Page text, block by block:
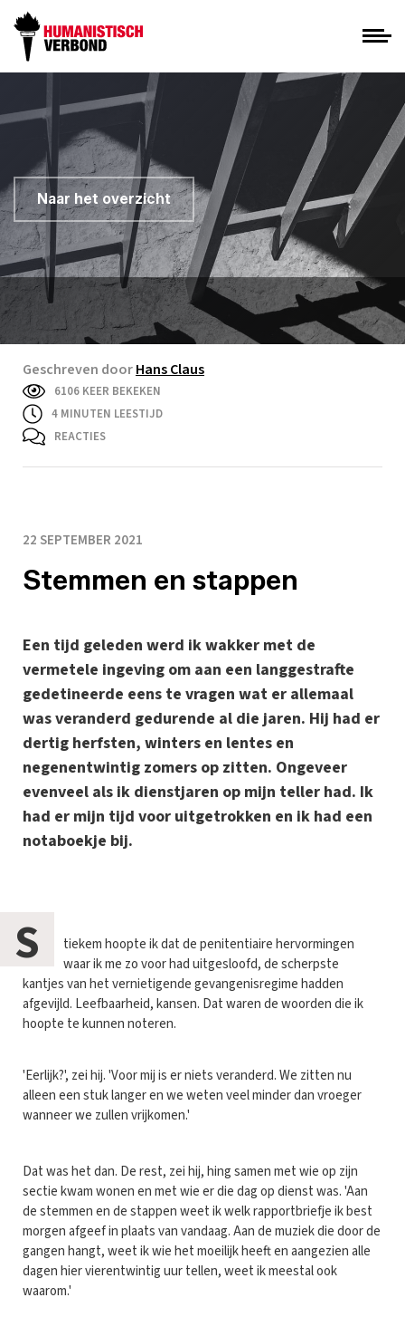
Naar het overzicht
Geschreven doorHans Claus
6106 KEER BEKEKEN
4 MINUTEN LEESTIJD
REACTIES
22 SEPTEMBER 2021
Stemmen en stappen
Een tijd geleden werd ik wakker met de
vermetele ingeving om aan een langgestrafte
gedetineerde eens te vragen wat er allemaal
was veranderd gedurende al die jaren. Hij had er
dertig herfsten, winters en lentes en
negenentwintig zomers op zitten. Ongeveer
evenveel als ik dienstjaren op mijn teller had. Ik
had er mijn tijd voor uitgetrokken en ik had een
notaboekje bij.
S
tiekem hoopte ik dat de penitentiaire hervormingen
waar ik me zo voor had uitgesloofd, de scherpste
kantjes van het vernietigende gevangenisregime hadden
afgevijld. Leefbaarheid, kansen. Dat waren de woorden die ik
hoopte te kunnen noteren.
'Eerlijk?', zei hij. 'Voor mij is er niets veranderd. We zitten nu
alleen een stuk langer en we weten veel minder dan vroeger
wanneer we zullen vrijkomen.'
Dat was het dan. De rest, zei hij, hing samen met wie op zijn
sectie kwam wonen en met wie er die dag op dienst was. 'Aan
de stemmen en de stappen weet ik welk rapportbriefje ik best
morgen afgeef in plaats van vandaag. Aan de muziek die door de
gangen hangt, weet ik wie het moeilijk heeft en aangezien alle
dagen hier vierentwintig uur tellen, weet ik meestal ook
waarom.'